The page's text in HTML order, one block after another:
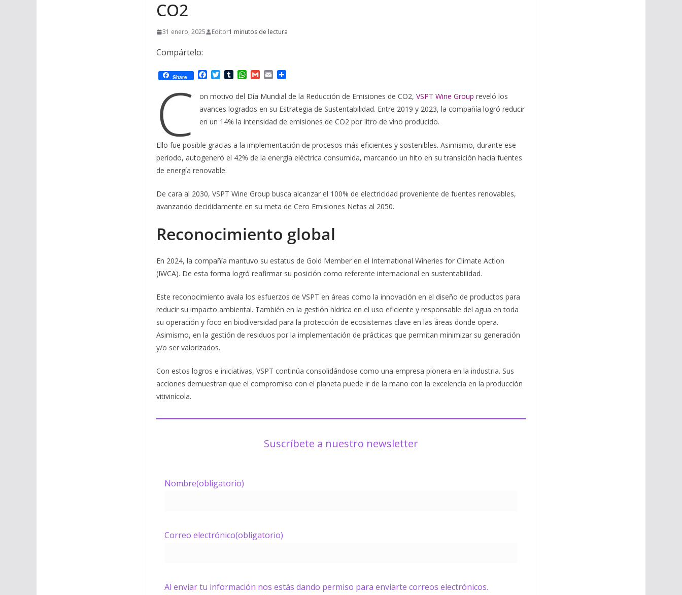
CO2
31 enero, 2025 Editor1 minutos de lectura
Compártelo:
Share
c
e
b
o
T
i
t
t
e
T
m
b
l
r
W
a
t
s
A
G
a
i
l
E
a
i
l
m
p
a
r
r
C on motivo del Día Mundial de la Reducción de Emisiones de CO2, VSPT Wine Group reveló los
avances logrados en su Estrategia de Sustentabilidad. Entre 2019 y 2023, la compañía logró reducir
en un 14% la intensidad de emisiones de CO2 por litro de vino producido.
Ello fue posible gracias a la implementación de procesos más eficientes y sostenibles. Asimismo, durante ese
período, autogeneró el 42% de la energía eléctrica consumida, marcando un hito en su transición hacia fuentes
de energía renovable.
De cara al 2030, VSPT Wine Group busca alcanzar el 100% de electricidad proveniente de fuentes renovables,
avanzando decididamente en su meta de Cero Emisiones Netas al 2050.
Reconocimiento global
En 2024, la compañía mantuvo su estatus de Gold Member en el International Wineries for Climate Action
(IWCA). De esta forma logró reafirmar su posición como referente internacional en sustentabilidad.
Este reconocimiento avala los esfuerzos de VSPT en áreas como la innovación en el diseño de productos para
reducir su impacto ambiental. También en la gestión hídrica en el uso eficiente y responsable del agua en toda
su operación y foco en biodiversidad para la protección de ecosistemas clave en las áreas donde opera.
Asimismo, en la gestión de residuos por la implementación de prácticas que permitan minimizar su generación
y/o ser valorizados.
Con estos logros e iniciativas, VSPT continúa consolidándose como una empresa pionera en la industria. Sus
acciones demuestran que el compromiso con el planeta puede ir de la mano con la excelencia en la producción
vitivinícola.
Suscríbete a nuestro newsletter
Nombre(obligatorio)
Correo electrónico(obligatorio)
Al enviar tu información nos estás dando permiso para enviarte correos electrónicos.